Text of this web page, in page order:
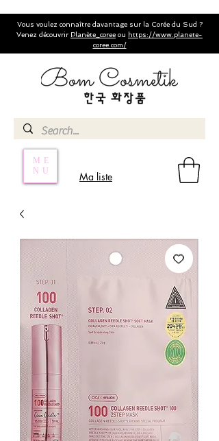
ME
NU
Ma liste
Vous voulez connaître davantage sur la Corée du Sud ?
Venez découvrir Planète_coree ou https://www.planete-
coree.com/